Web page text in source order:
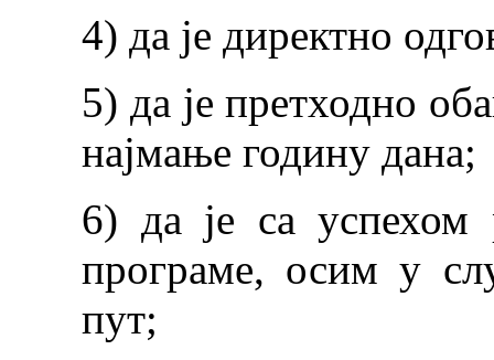
4) да је директно
5) да је претходно
најмање годину дана;
6) да је са успехом
програме, осим у
пут;